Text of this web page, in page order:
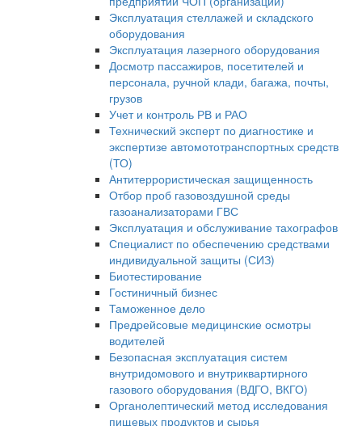
Эксплуатация стеллажей и складского
оборудования
Эксплуатация лазерного оборудования
Досмотр пассажиров, посетителей и
персонала, ручной клади, багажа, почты,
грузов
Учет и контроль РВ и РАО
Технический эксперт по диагностике и
экспертизе автомототранспортных средств
(ТО)
Антитеррористическая защищенность
Отбор проб газовоздушной среды
газоанализаторами ГВС
Эксплуатация и обслуживание тахографов
Специалист по обеспечению средствами
индивидуальной защиты (СИЗ)
Биотестирование
Гостиничный бизнес
Таможенное дело
Предрейсовые медицинские осмотры
водителей
Безопасная эксплуатация систем
внутридомового и внутриквартирного
газового оборудования (ВДГО, ВКГО)
Органолептический метод исследования
пищевых продуктов и сырья